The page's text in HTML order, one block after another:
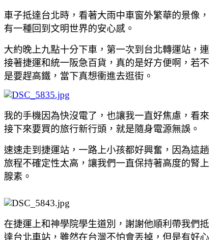
車子抵達台北時 ，看著大雨中車窗外繁華的景像 ，
有一種回到文明世界的安心感 。
大約晚上九點十分下車 ， 第一次到台北轉運站 ，連
接著捷運和統一阪急百貨 ， 真的是好方便啊 ，若不
是要趕高鐵 ， 當下真想衝進去逛街 。
我的手機因為快沒電了 ，也讓我一直好焦慮 ，看來
接下來要買的旅行新行頭 ，就是隨身電源無誤。
速速走到捷運站 ，一路上小孩都好興奮 ， 因為這趟
旅程不確定性太高 ，讓我們一直保持著高度的腎上
腺素 。
在捷運上和神學院學生道別
，謝謝他順利帶我們抵
達台北車站 ，雖然在台灣不怕會丟掉 ，但是有好心